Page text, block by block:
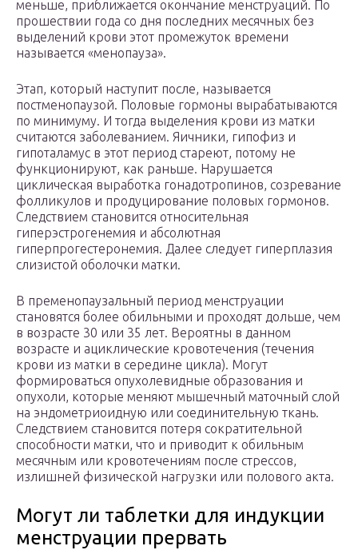
меньше, приближается окончание менструаций. По
прошествии года со дня последних месячных без
выделений крови этот промежуток времени
называется «менопауза».
Этап, который наступит после, называется
постменопаузой. Половые гормоны вырабатываются
по минимуму. И тогда выделения крови из матки
считаются заболеванием. Яичники, гипофиз и
гипоталамус в этот период стареют, потому не
функционируют, как раньше. Нарушается
циклическая выработка гонадотропинов, созревание
фолликулов и продуцирование половых гормонов.
Следствием становится относительная
гиперэстрогенемия и абсолютная
гиперпрогестеронемия. Далее следует гиперплазия
слизистой оболочки матки.
В пременопаузальный период менструации
становятся более обильными и проходят дольше, чем
в возрасте 30 или 35 лет. Вероятны в данном
возрасте и ациклические кровотечения (течения
крови из матки в середине цикла). Могут
формироваться опухолевидные образования и
опухоли, которые меняют мышечный маточный слой
на эндометриоидную или соединительную ткань.
Следствием становится потеря сократительной
способности матки, что и приводит к обильным
месячным или кровотечениям после стрессов,
излишней физической нагрузки или полового акта.
Могут ли таблетки для индукции
менструации прервать